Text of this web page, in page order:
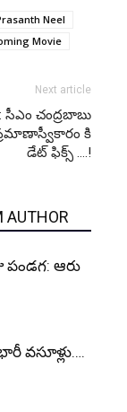
Neel
Movie
Next article
సీఎం చంద్రబాబు
కి
డేట్ ఫిక్స్ ….!
AUTHOR
పండగ: ఆరు
వసూళ్లు….